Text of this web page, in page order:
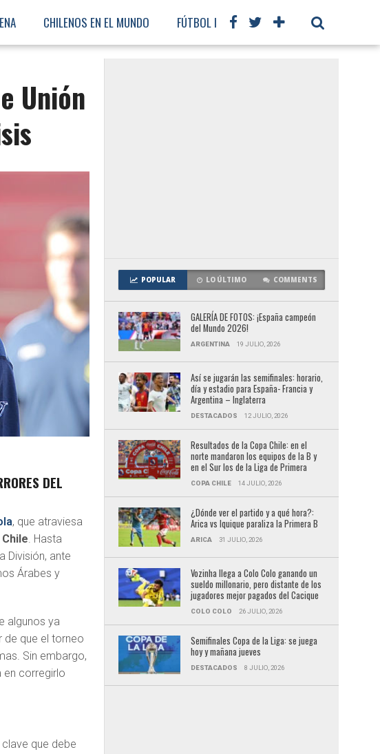
CHILENOS EN EL MUNDO FÚTBOL INTERNACIONAL
Unión
DEL
, que atraviesa
. Hasta
División, ante
Árabes y
algunos ya
de que el torneo
Sin embargo,
en corregirlo
que debe
POPULAR LO ÚLTIMO COMMENTS
GALERÍA DE FOTOS: ¡España campeón
del Mundo 2026!
ARGENTINA 19 JULIO, 2026
Así se jugarán las semifinales: horario,
día y estadio para España- Francia y
Argentina – Inglaterra
DESTACADOS 12 JULIO, 2026
Resultados de la Copa Chile: en el
norte mandaron los equipos de la B y
en el Sur los de la Liga de Primera
COPA CHILE 14 JULIO, 2026
¿Dónde ver el partido y a qué hora?:
Arica vs Iquique paraliza la Primera B
ARICA 31 JULIO, 2026
Vozinha llega a Colo Colo ganando un
sueldo millonario, pero distante de los
jugadores mejor pagados del Cacique
COLO COLO 26 JULIO, 2026
Semifinales Copa de la Liga: se juega
hoy y mañana jueves
DESTACADOS 8 JULIO, 2026